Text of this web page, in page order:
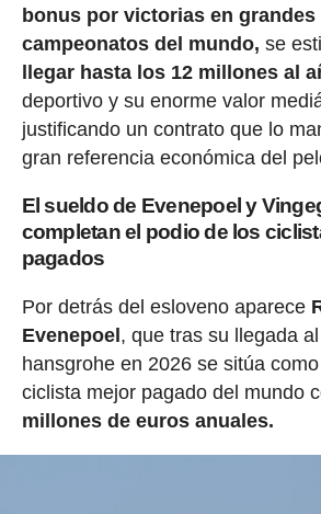
bonus por victorias en grandes
campeonatos del mundo, se
llegar hasta los 12 millones al
deportivo y su enorme valor
justificando un contrato que lo
gran referencia económica del
El sueldo de Evenepoel y
completan el podio de los
pagados
Por detrás del esloveno aparece
Evenepoel , que tras su llegada
hansgrohe en 2026 se sitúa
ciclista mejor pagado del mundo
millones de euros anuales.